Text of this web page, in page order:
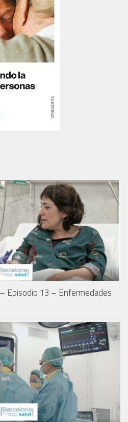
– Episodio 13 – Enfermedades